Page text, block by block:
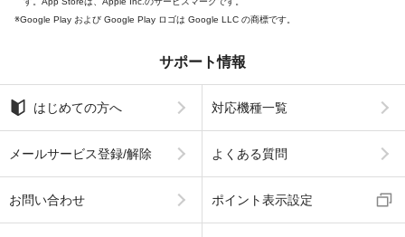
Google Play および Google Play ロゴは Google LLC の商標です。
サポート情報
はじめての方へ 対応機種一覧
メールサービス登録/解除 よくある質問
お問い合わせ ポイント表示設定